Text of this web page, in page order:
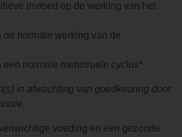
invloed op de werking van het
de normale werking van de
een normale menstruele cyclus*
in afwachting van goedkeuring door
voeding en een gezonde